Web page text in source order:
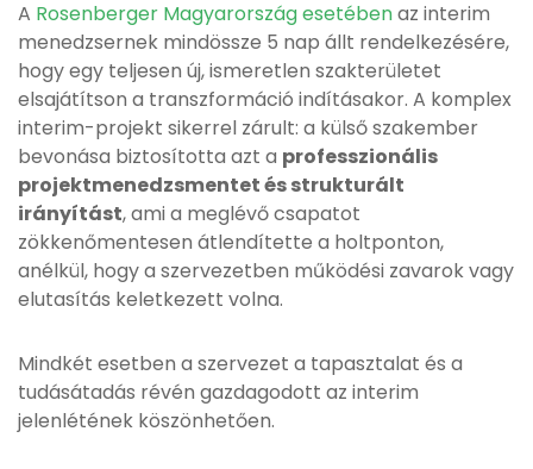
A Rosenberger Magyarország esetébenaz interim
menedzsernek mindössze 5 nap állt rendelkezésére,
hogy egy teljesen új, ismeretlen szakterületet
elsajátítson a transzformáció indításakor. A komplex
interim-projekt sikerrel zárult: a külső szakember
bevonása biztosította azt a professzionális
projektmenedzsmentet és strukturált
irányítást, ami a meglévő csapatot
zökkenőmentesen átlendítette a holtponton,
anélkül, hogy a szervezetben működési zavarok vagy
elutasítás keletkezett volna.
Mindkét esetben a szervezet a tapasztalat és a
tudásátadás révén gazdagodott az interim
jelenlétének köszönhetően.